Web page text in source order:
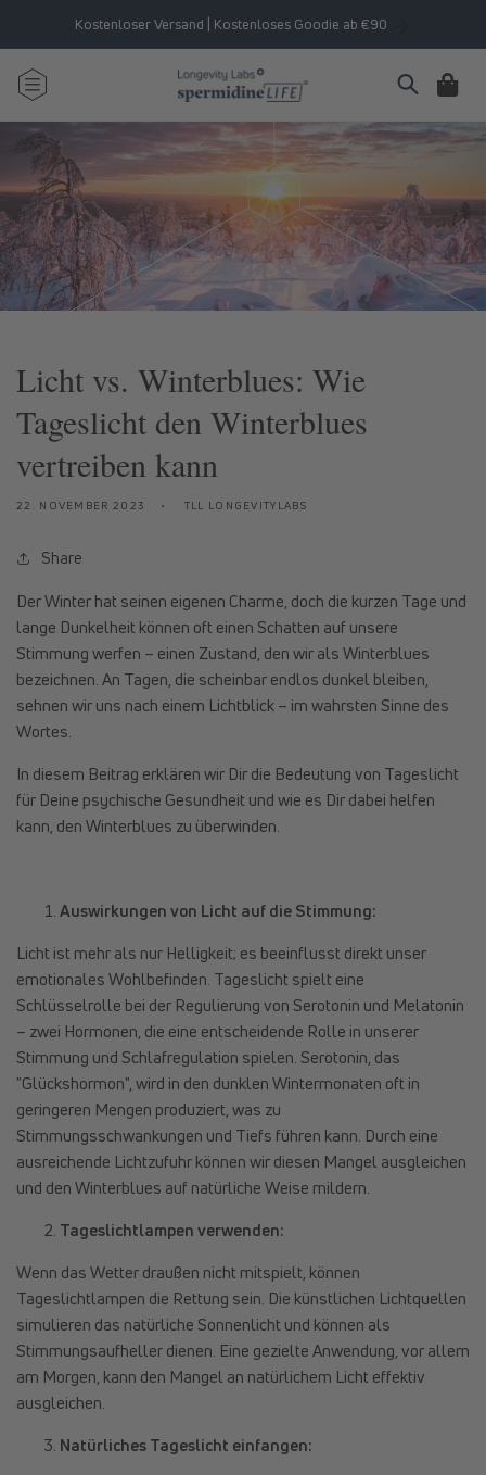
Inhalt
Kostenloser Versand | Kostenloses Goodie ab €90
Warenkorb
Licht vs. Winterblues: Wie
Tageslicht den Winterblues
vertreiben kann
22. NOVEMBER 2023 TLL LONGEVITYLABS
Share
Der Winter hat seinen eigenen Charme, doch die kurzen Tage und
lange Dunkelheit können oft einen Schatten auf unsere
Stimmung werfen – einen Zustand, den wir als Winterblues
bezeichnen. An Tagen, die scheinbar endlos dunkel bleiben,
sehnen wir uns nach einem Lichtblick – im wahrsten Sinne des
Wortes.
In diesem Beitrag erklären wir Dir die Bedeutung von Tageslicht
für Deine psychische Gesundheit und wie es Dir dabei helfen
kann, den Winterblues zu überwinden.
Auswirkungen von Licht auf die Stimmung:
Licht ist mehr als nur Helligkeit; es beeinflusst direkt unser
emotionales Wohlbefinden. Tageslicht spielt eine
Schlüsselrolle bei der Regulierung von Serotonin und Melatonin
– zwei Hormonen, die eine entscheidende Rolle in unserer
Stimmung und Schlafregulation spielen. Serotonin, das
"Glückshormon", wird in den dunklen Wintermonaten oft in
geringeren Mengen produziert, was zu
Stimmungsschwankungen und Tiefs führen kann. Durch eine
ausreichende Lichtzufuhr können wir diesen Mangel ausgleichen
und den Winterblues auf natürliche Weise mildern.
Tageslichtlampen verwenden:
Wenn das Wetter draußen nicht mitspielt, können
Tageslichtlampen die Rettung sein. Die künstlichen Lichtquellen
simulieren das natürliche Sonnenlicht und können als
Stimmungsaufheller dienen. Eine gezielte Anwendung, vor allem
am Morgen, kann den Mangel an natürlichem Licht effektiv
ausgleichen.
Natürliches Tageslicht einfangen: